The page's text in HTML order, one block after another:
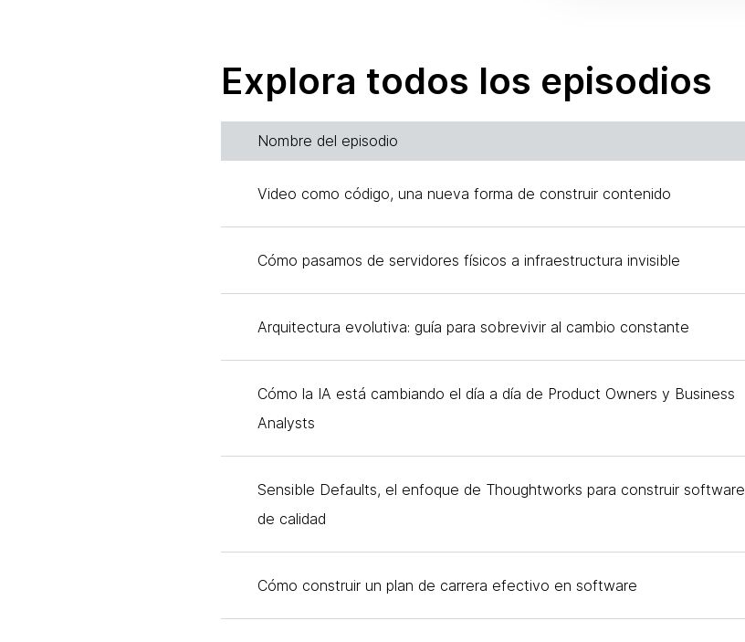
Explora todos los episodios
Nombre del episodio
Video como código, una nueva forma de construir contenido
Cómo pasamos de servidores físicos a infraestructura invisible
Arquitectura evolutiva: guía para sobrevivir al cambio constante
Cómo la IA está cambiando el día a día de Product Owners y Business
Analysts
Sensible Defaults, el enfoque de Thoughtworks para construir software
de calidad
Cómo construir un plan de carrera efectivo en software